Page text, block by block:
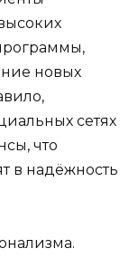
новых
сетях
что
в надёжность